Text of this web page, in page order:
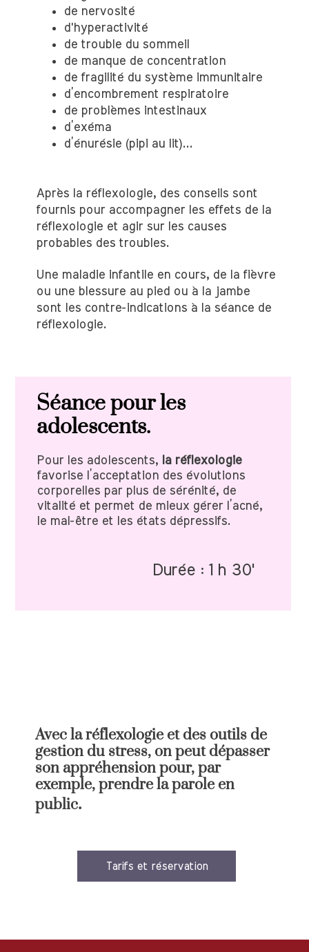
de nervosité
d'hyperactivité
de trouble du sommeil
de manque de concentration
de fragilité du système immunitaire
d’encombrement respiratoire
de problèmes intestinaux
d’exéma
d’énurésie (pipi au lit)...
Après la réflexologie, des conseils sont
fournis pour accompagner les effets de la
réflexologie et agir sur les causes
probables des troubles.
Une maladie infantile en cours, de la fièvre
ou une blessure au pied ou à la jambe
sont les contre-indications à la séance de
réflexologie.
Séance pour les
adolescents.
Pour les adolescents, la réflexologie
favorise l’acceptation des évolutions
corporelles par plus de sérénité, de
vitalité et permet de mieux gérer l’acné,
le mal-être et les états dépressifs.
Durée : 1 h 30'
Avec la réflexologie et des outils de
gestion du stress, on peut dépasser
son appréhension pour, par
exemple, prendre la parole en
public.
Tarifs et réservation